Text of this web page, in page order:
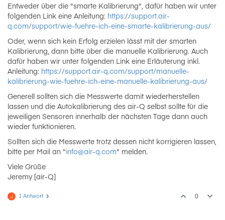
Entweder über die "smarte Kalibrierung", dafür haben wir unter
folgenden Link eine Anleitung: https://support.air-
q.com/support/wie-fuehre-ich-eine-smarte-kalibrierung-aus/
Oder, wenn sich kein Erfolg erzielen lässt mit der smarten
Kalibrierung, dann bitte über die manuelle Kalibrierung. Auch
dafür haben wir unter folgenden Link eine Erläuterung inkl.
Anleitung: https://support.air-q.com/support/manuelle-
kalibrierung-wie-fuehre-ich-eine-manuelle-kalibrierung-aus/
Generell sollten sich die Messwerte damit wiederherstellen
lassen und die Autokalibrierung des air-Q selbst sollte für die
jeweiligen Sensoren innerhalb der nächsten Tage dann auch
wieder funktionieren.
Sollten sich die Messwerte trotz dessen nicht korrigieren lassen,
bitte per Mail an "info@air-q.com" melden.
Viele Grüße
Jeremy [air-Q]
J 1 Antwort 0